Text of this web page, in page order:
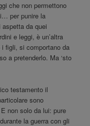
che non permettono
per punire la
da quei
e leggi, è un’altra
figli, si comportano da
a pretenderlo. Ma ‘sto
testamento il
sono
non solo da lui: pure
la guerra con gli